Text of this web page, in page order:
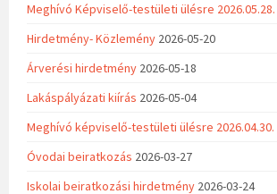
Meghívó Képviselő-testületi ülésre 2026.05.28.
Hirdetmény- Közlemény 2026-05-20
Árverési hirdetmény 2026-05-18
Lakáspályázati kiírás 2026-05-04
Meghívó képviselő-testületi ülésre 2026.04.30.
Óvodai beiratkozás 2026-03-27
Iskolai beiratkozási hirdetmény 2026-03-24